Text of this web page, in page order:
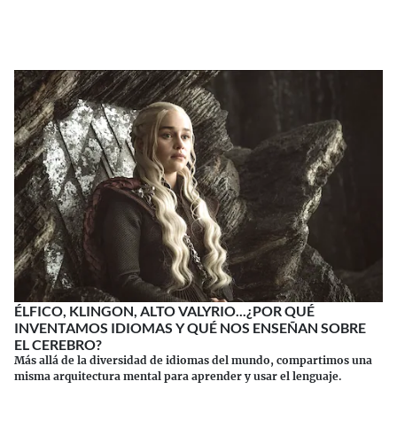
ÉLFICO, KLINGON, ALTO VALYRIO...¿POR QUÉ
INVENTAMOS IDIOMAS Y QUÉ NOS ENSEÑAN SOBRE
EL CEREBRO?
Más allá de la diversidad de idiomas del mundo, compartimos una
misma arquitectura mental para aprender y usar el lenguaje.